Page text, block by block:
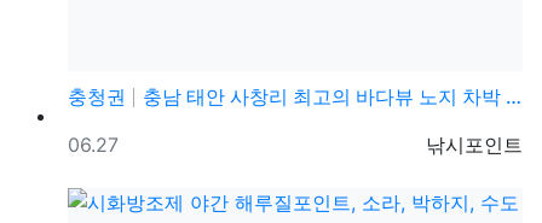
충청권
충남 태안 사창리 최고의 바다뷰 노지 차박 캠핑 해루질…
등록자
낚시포인트
등록일
06.27